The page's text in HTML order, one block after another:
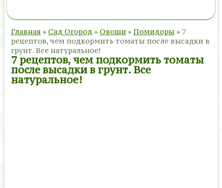
Главная » Сад Огород » Овощи » Помидоры » 7
рецептов, чем подкормить томаты после высадки в
грунт. Все натуральное!
7 рецептов, чем подкормить томаты
после высадки в грунт. Все
натуральное!